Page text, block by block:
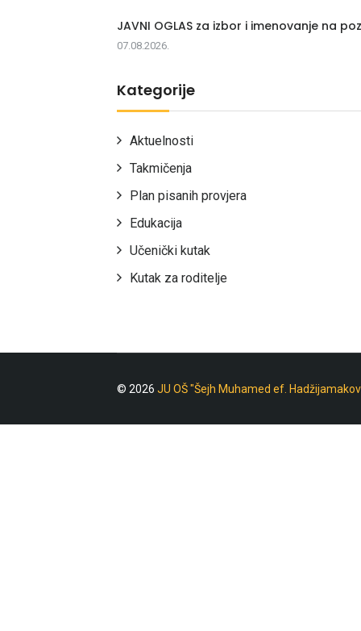
JAVNI OGLAS za izbor i imenovanje na
07.08.2026.
Kategorije
Aktuelnosti
Takmičenja
Plan pisanih provjera
Edukacija
Učenički kutak
Kutak za roditelje
© 2026 JU OŠ "Šejh Muhamed ef.